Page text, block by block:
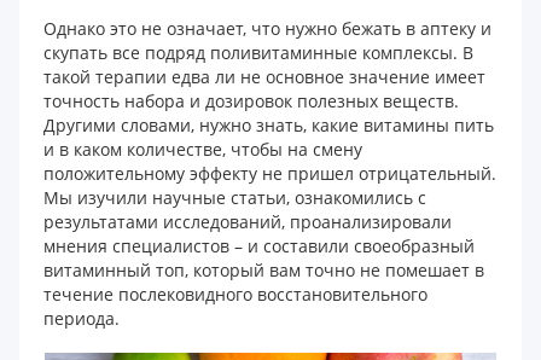
Однако это не означает, что нужно бежать в аптеку и
скупать все подряд поливитаминные комплексы. В
такой терапии едва ли не основное значение имеет
точность набора и дозировок полезных веществ.
Другими словами, нужно знать, какие витамины пить
и в каком количестве, чтобы на смену
положительному эффекту не пришел отрицательный.
Мы изучили научные статьи, ознакомились с
результатами исследований, проанализировали
мнения специалистов – и составили своеобразный
витаминный топ, который вам точно не помешает в
течение послековидного восстановительного
периода.